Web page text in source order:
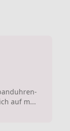
auf m...